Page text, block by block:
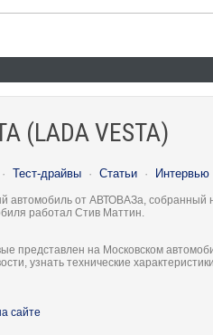
(LADA VESTA)
· Тест-драйвы · Статьи · Интервью
автомобиль от АВТОВАЗа, собранный
работал Стив Маттин.
представлен на Московском
узнать технические
сайте